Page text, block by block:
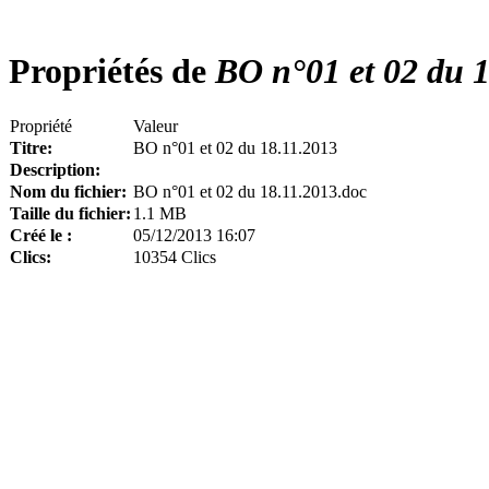
Propriétés deBO n°01 et 02 du
Propriété
Valeur
Titre:
BO n°01 et 02 du 18.11.2013
Description:
Nom du fichier: BO n°01 et 02 du 18.11.2013.doc
Taille du fichier: 1.1 MB
Créé le :
05/12/2013 16:07
Clics:
10354 Clics